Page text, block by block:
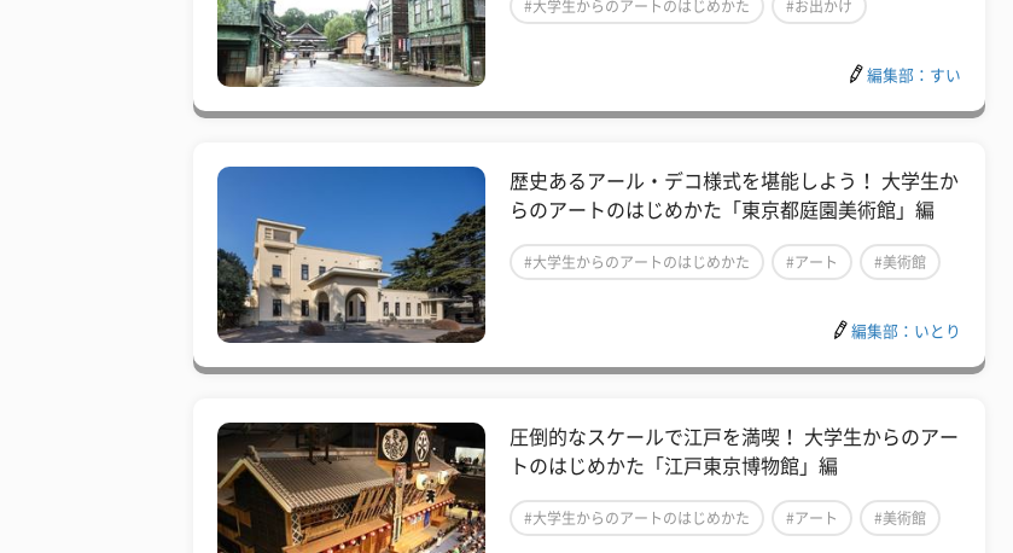
#大学生からのアートのはじめかた #お出かけ
編集部：すい
歴史あるアール・デコ様式を堪能しよう！ 大学生か
らのアートのはじめかた「東京都庭園美術館」編
#大学生からのアートのはじめかた #アート #美術館
編集部：いとり
圧倒的なスケールで江戸を満喫！ 大学生からのアー
トのはじめかた「江戸東京博物館」編
#大学生からのアートのはじめかた #アート #美術館